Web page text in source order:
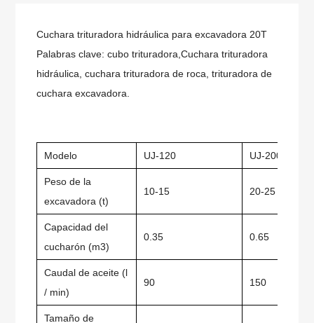
Cuchara trituradora hidráulica para excavadora 20T
Palabras clave: cubo trituradora,Cuchara trituradora
hidráulica, cuchara trituradora de roca, trituradora de
cuchara excavadora.
Modelo UJ-120 UJ-200
Peso de la
excavadora (t)
10-15 20-25
Capacidad del
cucharón (m3)
0.35 0.65
Caudal de aceite (l
/ min)
90 150
Tamaño de